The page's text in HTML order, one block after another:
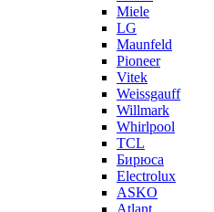
Miele
LG
Maunfeld
Pioneer
Vitek
Weissgauff
Willmark
Whirlpool
TCL
Бирюса
Electrolux
ASKO